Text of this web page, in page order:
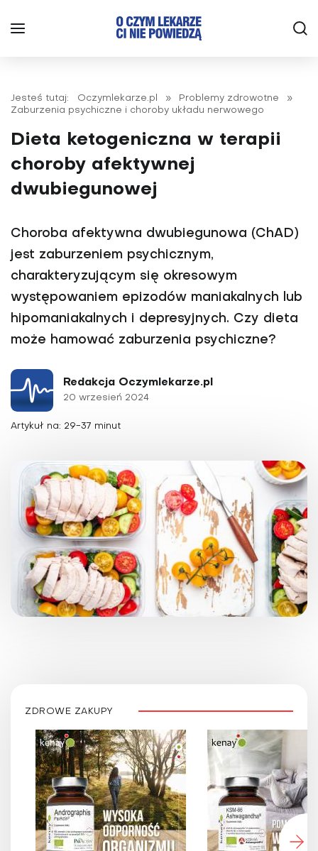
Jesteś tutaj: Oczymlekarze.pl » Problemy zdrowotne
»
Zaburzenia psychiczne i choroby układu nerwowego
Dieta ketogeniczna w terapii
choroby afektywnej
dwubiegunowej
Choroba afektywna dwubiegunowa (ChAD)
jest zaburzeniem psychicznym,
charakteryzującym się okresowym
występowaniem epizodów maniakalnych lub
hipomaniakalnych i depresyjnych. Czy dieta
może hamować zaburzenia psychiczne?
Redakcja Oczymlekarze.pl
20 wrzesień 2024
Artykuł na: 29-37 minut
ZDROWE ZAKUPY